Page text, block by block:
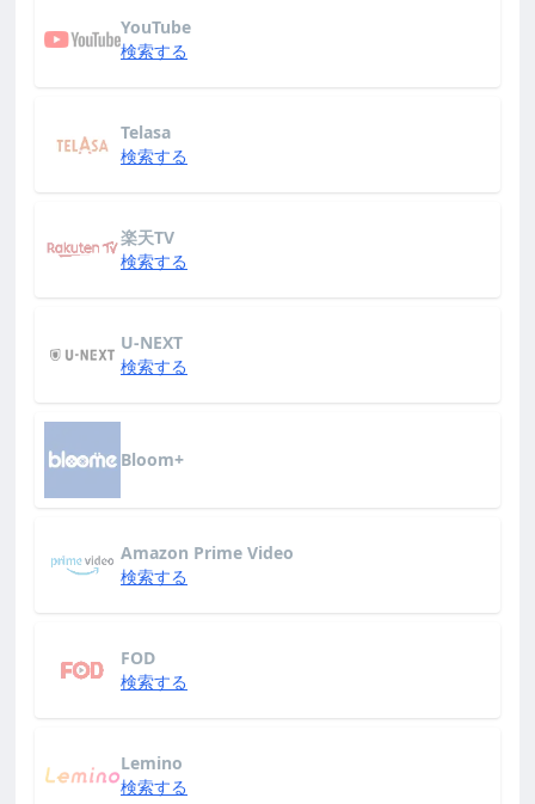
YouTube
検索する
Telasa
検索する
楽天TV
検索する
U-NEXT
検索する
Bloom+
Amazon Prime Video
検索する
FOD
検索する
Lemino
検索する